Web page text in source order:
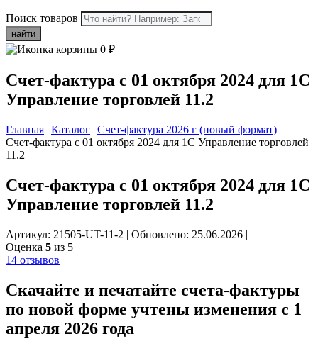
Поиск товаров
найти
0 ₽
Счет-фактура с 01 октября 2024 для 1С
Управление торговлей 11.2
Главная Каталог Счет-фактура 2026 г (новый формат)
Счет-фактура с 01 октября 2024 для 1С Управление торговлей
11.2
Счет-фактура с 01 октября 2024 для 1С
Управление торговлей 11.2
Артикул: 21505-UT-11-2 | Обновлено: 25.06.2026 |
Оценка 5 из 5
14 отзывов
Скачайте и печатайте счета-фактуры
по новой форме учтены изменения с 1
апреля 2026 года